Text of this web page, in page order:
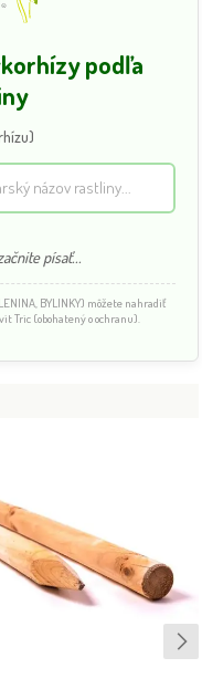
podľa
písať...
BYLINKY) môžete nahradiť
Tric (obohatený o ochranu).